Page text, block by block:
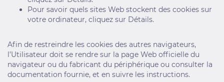
Pour savoir quels sites Web stockent des cookies sur
votre ordinateur, cliquez sur Détails.
Afin de restreindre les cookies des autres navigateurs,
l’Utilisateur doit se rendre sur la page Web officielle du
navigateur ou du fabricant du périphérique ou consulter la
documentation fournie, et en suivre les instructions.